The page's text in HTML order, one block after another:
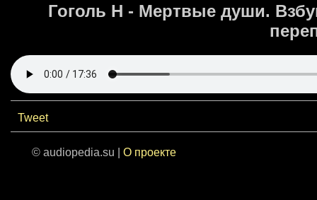
Гоголь Н - Мертвые души.
Tweet
© audiopedia.su | О проекте